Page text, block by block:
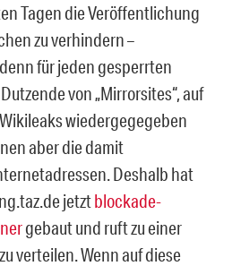
Tagen die Veröffentlichung
zu verhindern –
für jeden gesperrten
von „Mirrorsites“, auf
wiedergegegeben
aber die damit
Deshalb hat
jetztblockade-
gebaut und ruft zu einer
verteilen. Wenn auf diese